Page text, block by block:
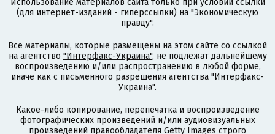
Использование материалов сайта только при условии ссылки
(для интернет-изданий - гиперссылки) на "Экономическую
правду".
Все материалы, которые размещены на этом сайте со ссылкой
на агентство "Интерфакс-Украина", не подлежат дальнейшему
воспроизведению и/или распространению в любой форме,
иначе как с письменного разрешения агентства "Интерфакс-
Украина".
Какое-либо копирование, перепечатка и воспроизведение
фотографических произведений и/или аудиовизуальных
произведений правообладателя Getty Images строго